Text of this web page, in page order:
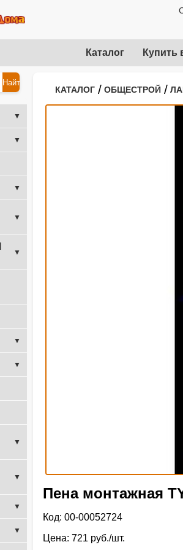
Каталог Купить
Найти
▼
▼
▼
▼
▼
▼
▼
▼
▼
▼
▼
КАТАЛОГ / ОБЩЕСТРОЙ /
Пена монтажная
Код: 00-00052724
Цена: 721 руб./шт.